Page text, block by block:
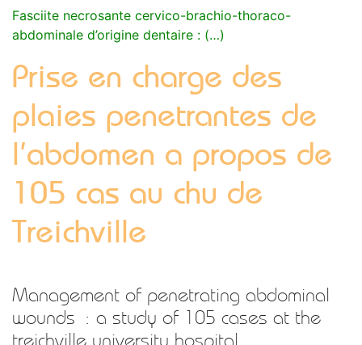
Fasciite necrosante cervico-brachio-thoraco-
abdominale d’origine dentaire : (…)
Prise en charge des
plaies penetrantes de
l’abdomen a propos de
105 cas au chu de
Treichville
Management of penetrating abdominal
wounds : a study of 105 cases at the
treichville university hospital